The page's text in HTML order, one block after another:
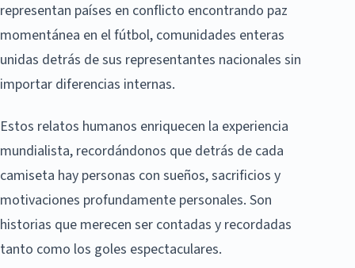
representan países en conflicto encontrando paz
momentánea en el fútbol, comunidades enteras
unidas detrás de sus representantes nacionales sin
importar diferencias internas.
Estos relatos humanos enriquecen la experiencia
mundialista, recordándonos que detrás de cada
camiseta hay personas con sueños, sacrificios y
motivaciones profundamente personales. Son
historias que merecen ser contadas y recordadas
tanto como los goles espectaculares.